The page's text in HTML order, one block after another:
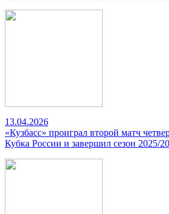
13.04.2026
«Кузбасс» проиграл второй матч
Кубка России и завершил сезон 2025/